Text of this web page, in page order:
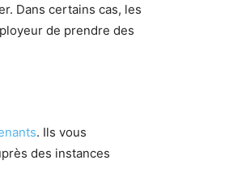
Dans certains cas, les
de prendre des
. Ils vous
des instances